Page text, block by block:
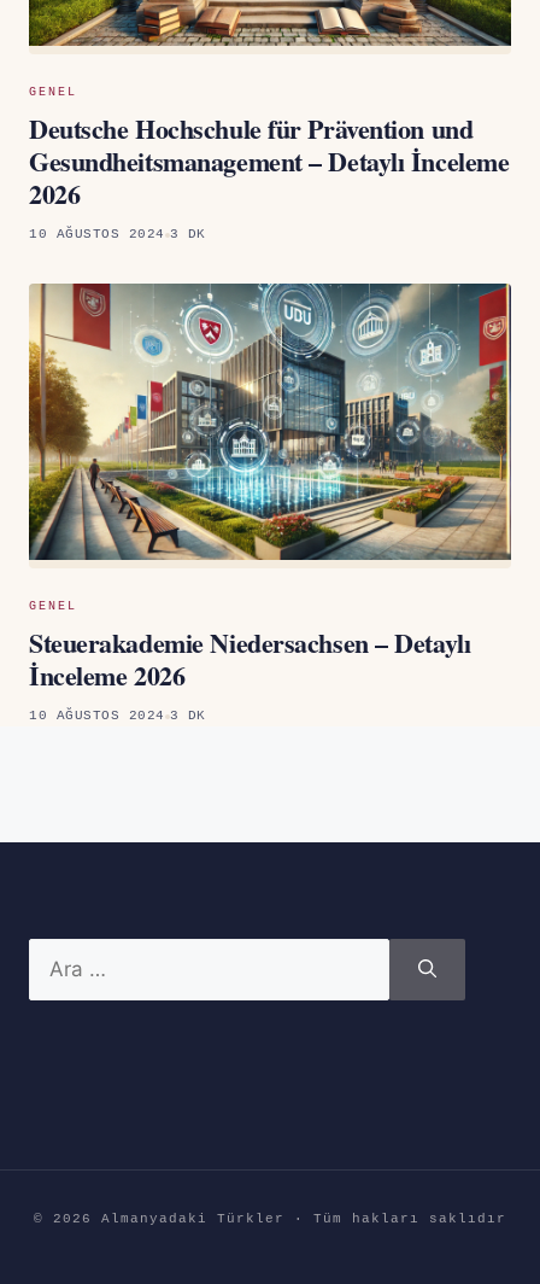
GENEL
Deutsche Hochschule für Prävention und
Gesundheitsmanagement – Detaylı İnceleme
2026
10 AĞUSTOS 2024 3 DK
GENEL
Steuerakademie Niedersachsen – Detaylı
İnceleme 2026
10 AĞUSTOS 2024 3 DK
ara
© 2026 Almanyadaki Türkler · Tüm hakları saklıdır